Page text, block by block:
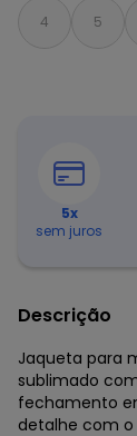
4 5
5x
sem juros
Descrição
Jaqueta para
sublimado
fechamento
detalhe com